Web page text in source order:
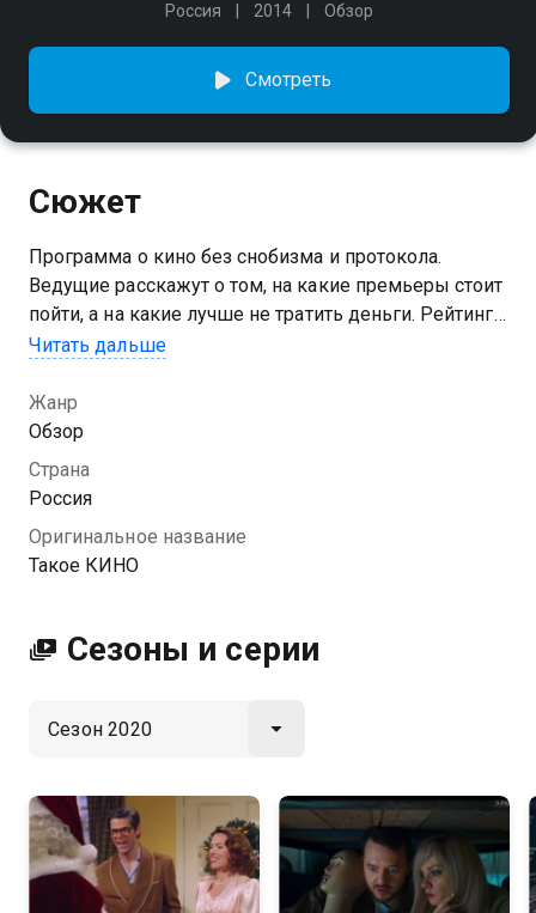
Россия
2014 Обзор
Смотреть
Сюжет
Программа о кино без снобизма и протокола.
Ведущие расскажут о том, на какие премьеры стоит
пойти, а на какие лучше не тратить деньги. Рейтинги,
кассовые сборы, звезды на красных дорожках и
самый горячий тур в мир современного
кинематографа!
Посмотреть онлайн 2020 сезон сериала Такое КИНО
качестве на Казахтелеком
Читать дальше
Жанр
Обзор
Страна
Россия
Оригинальное название
Такое КИНО
Сезоны и серии